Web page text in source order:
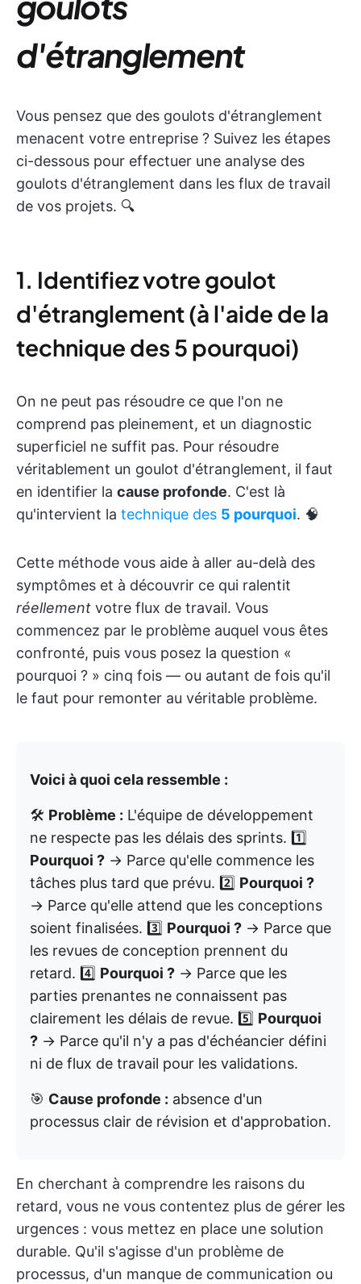
d'étranglement
Vous pensez que des goulots d'étranglement
menacent votre entreprise ? Suivez les étapes
ci-dessous pour effectuer une analyse des
goulots d'étranglement dans les flux de travail
de vos projets. 🔍
1. Identifiez votre goulot
d'étranglement (à l'aide de la
technique des 5 pourquoi)
On ne peut pas résoudre ce que l'on ne
comprend pas pleinement, et un diagnostic
superficiel ne suffit pas. Pour résoudre
véritablement un goulot d'étranglement, il faut
en identifier la cause profonde. C'est là
qu'intervient la technique des 5 pourquoi. 🧠
Cette méthode vous aide à aller au-delà des
symptômes et à découvrir ce qui ralentit
réellement votre flux de travail. Vous
commencez par le problème auquel vous êtes
confronté, puis vous posez la question «
pourquoi ? » cinq fois — ou autant de fois qu'il
le faut pour remonter au véritable problème.
Voici à quoi cela ressemble :
🛠️ Problème : L'équipe de développement
ne respecte pas les délais des sprints. 1️⃣
Pourquoi ? → Parce qu'elle commence les
tâches plus tard que prévu. 2️⃣ Pourquoi ?
→ Parce qu'elle attend que les conceptions
soient finalisées. 3️⃣ Pourquoi ? → Parce que
les revues de conception prennent du
retard. 4️⃣ Pourquoi ? → Parce que les
parties prenantes ne connaissent pas
clairement les délais de revue. 5️⃣ Pourquoi
? → Parce qu'il n'y a pas d'échéancier défini
ni de flux de travail pour les validations.
🎯 Cause profonde : absence d'un
processus clair de révision et d'approbation.
En cherchant à comprendre les raisons du
retard, vous ne vous contentez plus de gérer les
urgences : vous mettez en place une solution
durable. Qu'il s'agisse d'un problème de
processus, d'un manque de communication ou